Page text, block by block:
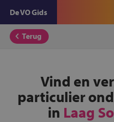
De VO Gids
Terug
Vind en
particulier
in Laag